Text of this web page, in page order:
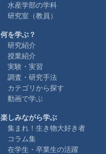
水産学部の学科
研究室（教員）
何を学ぶ？
研究紹介
授業紹介
実験・実習
調査・研究手法
カテゴリから探す
動画で学ぶ
楽しみながら学ぶ
集まれ！生き物大好き者
コラム集
在学生・卒業生の活躍